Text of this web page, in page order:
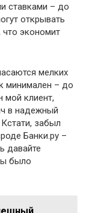
ставками – до
открывать
что экономит
мелких
минимален – до
мой клиент,
в надежный
забыл
Банки.ру –
давайте
было